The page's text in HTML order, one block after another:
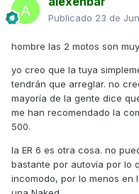
Publicado 23 de
hombre las 2 motos son
yo creo que la tuya
tendrán que arreglar. no
mayoría de la gente dice
me han recomendado la
500.
la ER 6 es otra cosa. no
bastante por autovía por lo
incomodo, por lo menos en